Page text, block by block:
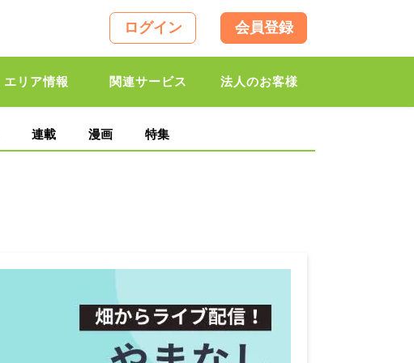
ログイン 会員登録
エリア情報 関連サービス 法人のお客様
連載 漫画 特集